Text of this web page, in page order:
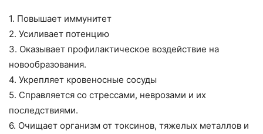
1. Повышает иммунитет
2. Усиливает потенцию
3. Оказывает профилактическое воздействие на
новообразования.
4. Укрепляет кровеносные сосуды
5. Справляется со стрессами, неврозами и их
последствиями.
6. Очищает организм от токсинов, тяжелых металлов и